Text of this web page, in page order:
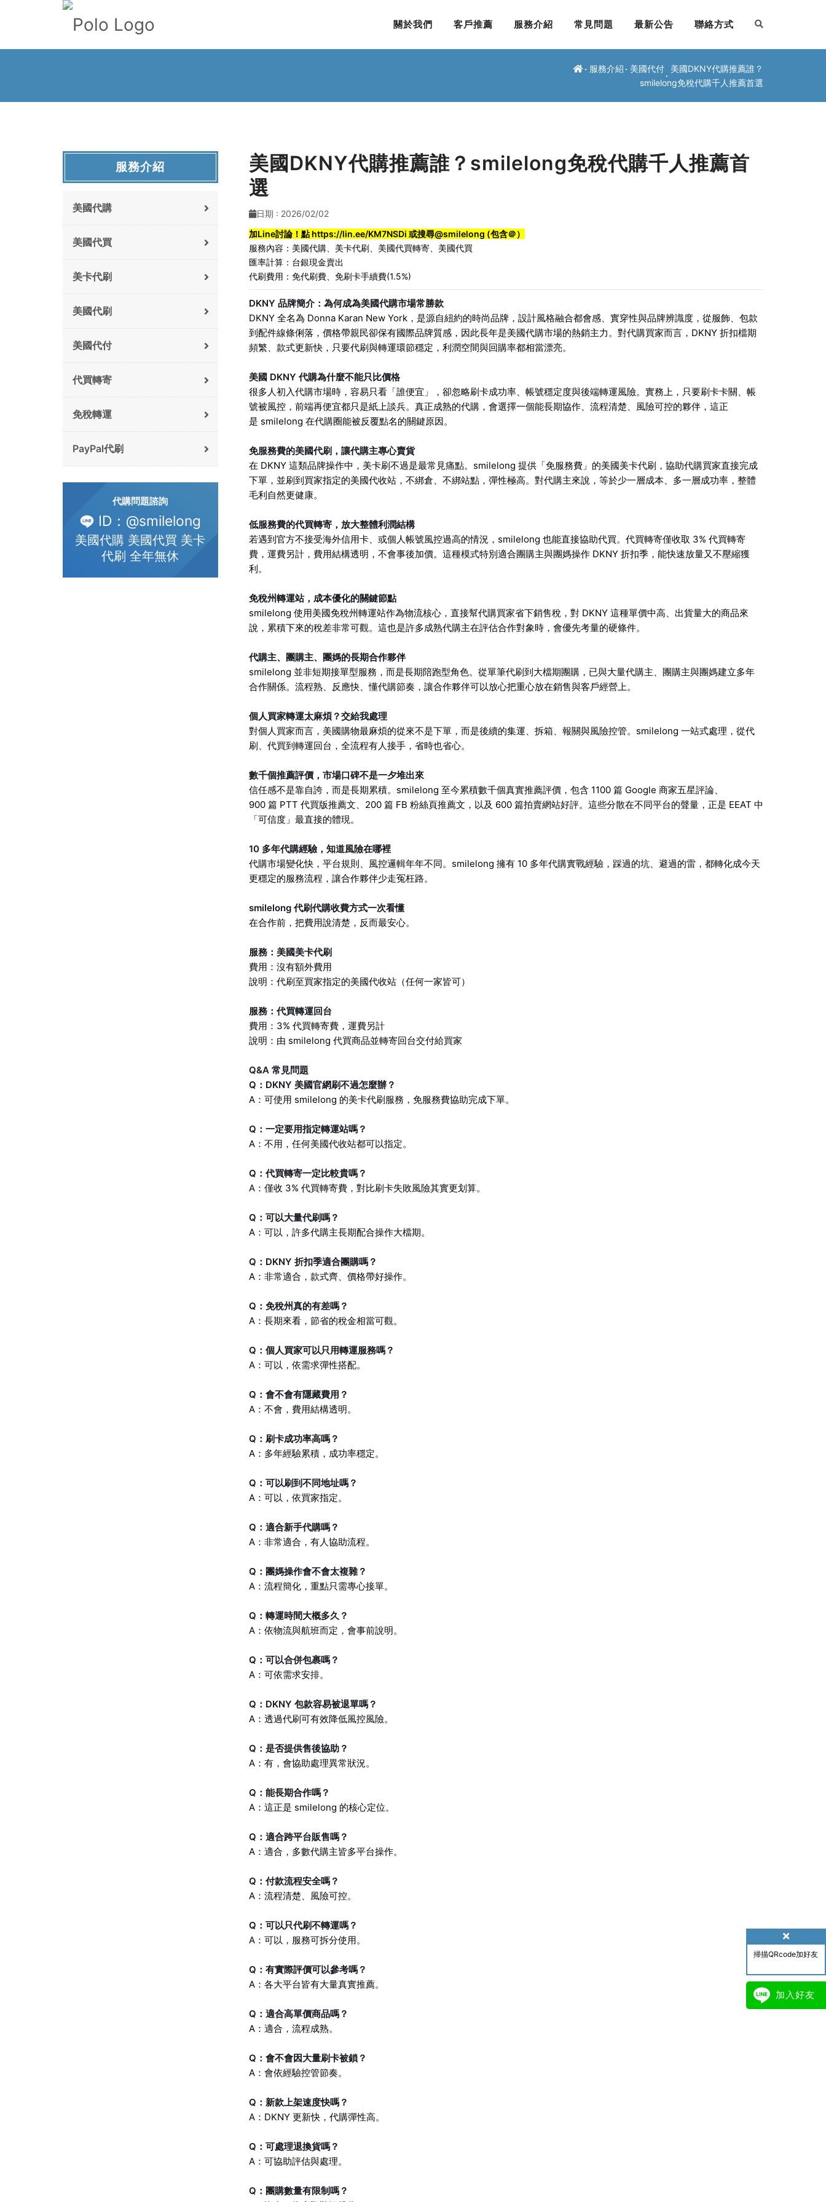
掃描QRcode加好友
加入好友
關於我們 客戶推薦 服務介紹 常見問題 最新公告 聯絡方式
服務介紹 美國代付
美國DKNY代購推薦誰？
smilelong免稅代購千人推薦首選
美國DKNY代購推薦誰？smilelong免稅代購千人推薦首
選
日期 : 2026/02/02
加Line討論！點https://lin.ee/KM7NSDi 或搜尋@smilelong (包含＠）
服務內容： 美國代購、 美卡代刷、 美國代買轉寄、 美國代買
匯率計算：台銀現金賣出
代刷費用：免代刷費、免刷卡手續費(1.5%)
DKNY 品牌簡介：為何成為美國代購市場常勝款
DKNY 全名為 Donna Karan New York，是源自紐約的時尚品牌，設計風格融合都會感、實穿性與品牌辨識度，從服飾、包款
到配件線條俐落，價格帶親民卻保有國際品牌質感，因此長年是美國代購市場的熱銷主力。對代購買家而言，DKNY 折扣檔期
頻繁、款式更新快，只要代刷與轉運環節穩定，利潤空間與回購率都相當漂亮。
美國 DKNY 代購為什麼不能只比價格
很多人初入代購市場時，容易只看「誰便宜」，卻忽略刷卡成功率、帳號穩定度與後端轉運風險。實務上，只要刷卡卡關、帳
號被風控，前端再便宜都只是紙上談兵。真正成熟的代購，會選擇一個能長期協作、流程清楚、風險可控的夥伴，這正
是 smilelong 在代購圈能被反覆點名的關鍵原因。
免服務費的美國代刷，讓代購主專心賣貨
在 DKNY 這類品牌操作中，美卡刷不過是最常見痛點。smilelong 提供「免服務費」的美國美卡代刷，協助代購買家直接完成
下單，並刷到買家指定的美國代收站，不綁倉、不綁站點，彈性極高。對代購主來說，等於少一層成本、多一層成功率，整體
毛利自然更健康。
低服務費的代買轉寄，放大整體利潤結構
若遇到官方不接受海外信用卡、或個人帳號風控過高的情況，smilelong 也能直接協助代買。代買轉寄僅收取 3% 代買轉寄
費，運費另計，費用結構透明，不會事後加價。這種模式特別適合團購主與團媽操作 DKNY 折扣季，能快速放量又不壓縮獲
利。
免稅州轉運站，成本優化的關鍵節點
smilelong 使用美國免稅州轉運站作為物流核心，直接幫代購買家省下銷售稅，對 DKNY 這種單價中高、出貨量大的商品來
說，累積下來的稅差非常可觀。這也是許多成熟代購主在評估合作對象時，會優先考量的硬條件。
代購主、團購主、團媽的長期合作夥伴
smilelong 並非短期接單型服務，而是長期陪跑型角色。從單筆代刷到大檔期團購，已與大量代購主、團購主與團媽建立多年
合作關係。流程熟、反應快、懂代購節奏，讓合作夥伴可以放心把重心放在銷售與客戶經營上。
個人買家轉運太麻煩？交給我處理
對個人買家而言，美國購物最麻煩的從來不是下單，而是後續的集運、拆箱、報關與風險控管。smilelong 一站式處理，從代
刷、代買到轉運回台，全流程有人接手，省時也省心。
數千個推薦評價，市場口碑不是一夕堆出來
信任感不是靠自誇，而是長期累積。smilelong 至今累積數千個真實推薦評價，包含 1100 篇 Google 商家五星評論、
900 篇 PTT 代買版推薦文、200 篇 FB 粉絲頁推薦文，以及 600 篇拍賣網站好評。這些分散在不同平台的聲量，正是 EEAT 中
「可信度」最直接的體現。
10 多年代購經驗，知道風險在哪裡
代購市場變化快，平台規則、風控邏輯年年不同。smilelong 擁有 10 多年代購實戰經驗，踩過的坑、避過的雷，都轉化成今天
更穩定的服務流程，讓合作夥伴少走冤枉路。
smilelong 代刷代購收費方式一次看懂
在合作前，把費用說清楚，反而最安心。
服務：美國美卡代刷
費用：沒有額外費用
說明：代刷至買家指定的美國代收站（任何一家皆可）
服務：代買轉運回台
費用：3% 代買轉寄費，運費另計
說明：由 smilelong 代買商品並轉寄回台交付給買家
Q&A 常見問題
Q：DKNY 美國官網刷不過怎麼辦？
A：可使用 smilelong 的美卡代刷服務，免服務費協助完成下單。
Q：一定要用指定轉運站嗎？
A：不用，任何美國代收站都可以指定。
Q：代買轉寄一定比較貴嗎？
A：僅收 3% 代買轉寄費，對比刷卡失敗風險其實更划算。
Q：可以大量代刷嗎？
A：可以，許多代購主長期配合操作大檔期。
Q：DKNY 折扣季適合團購嗎？
A：非常適合，款式齊、價格帶好操作。
Q：免稅州真的有差嗎？
A：長期來看，節省的稅金相當可觀。
Q：個人買家可以只用轉運服務嗎？
A：可以，依需求彈性搭配。
Q：會不會有隱藏費用？
A：不會，費用結構透明。
Q：刷卡成功率高嗎？
A：多年經驗累積，成功率穩定。
Q：可以刷到不同地址嗎？
A：可以，依買家指定。
Q：適合新手代購嗎？
A：非常適合，有人協助流程。
Q：團媽操作會不會太複雜？
A：流程簡化，重點只需專心接單。
Q：轉運時間大概多久？
A：依物流與航班而定，會事前說明。
Q：可以合併包裹嗎？
A：可依需求安排。
Q：DKNY 包款容易被退單嗎？
A：透過代刷可有效降低風控風險。
Q：是否提供售後協助？
A：有，會協助處理異常狀況。
Q：能長期合作嗎？
A：這正是 smilelong 的核心定位。
Q：適合跨平台販售嗎？
A：適合，多數代購主皆多平台操作。
Q：付款流程安全嗎？
A：流程清楚、風險可控。
Q：可以只代刷不轉運嗎？
A：可以，服務可拆分使用。
Q：有實際評價可以參考嗎？
A：各大平台皆有大量真實推薦。
Q：適合高單價商品嗎？
A：適合，流程成熟。
Q：會不會因大量刷卡被鎖？
A：會依經驗控管節奏。
Q：新款上架速度快嗎？
A：DKNY 更新快，代購彈性高。
Q：可處理退換貨嗎？
A：可協助評估與處理。
Q：團購數量有限制嗎？
服務介紹
美國代購
美國代買
美卡代刷
美國代刷
美國代付
代買轉寄
免稅轉運
PayPal代刷
代購問題諮詢
ID：@smilelong
美國代購 美國代買 美卡
代刷 全年無休